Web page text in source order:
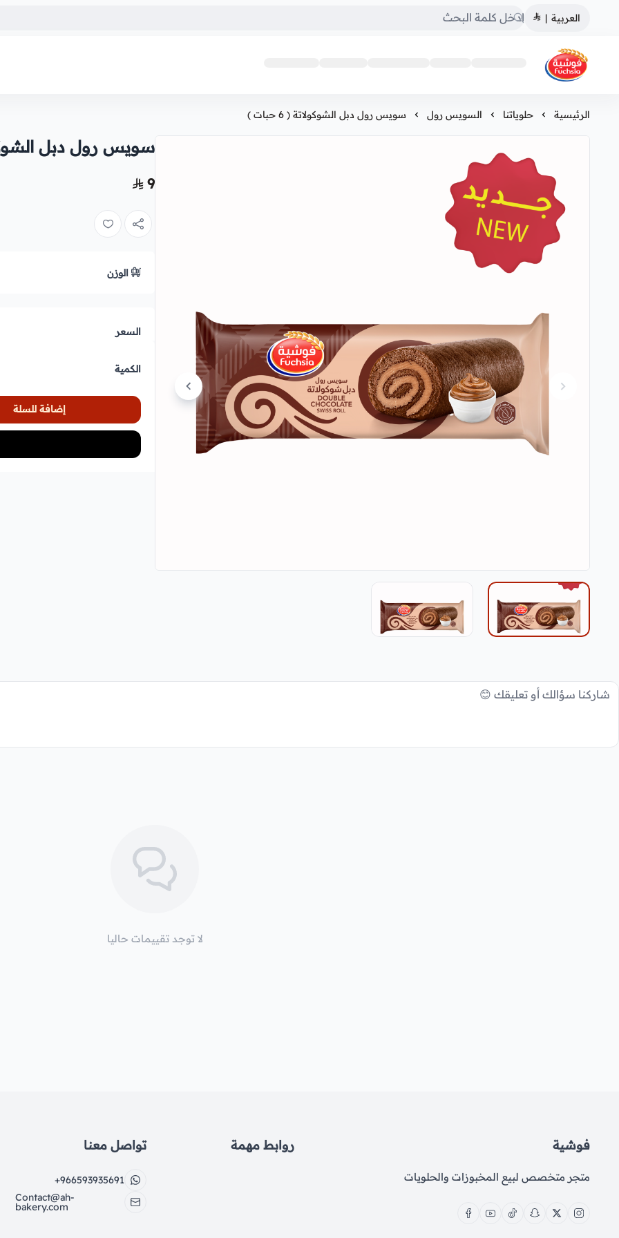
العربية |
فوشية
الرئيسية حلوياتنا السويس رول سويس رول دبل الشوكولاتة ( 6 حبات )
سويس رول دبل
9
الوزن
السعر
الكمية
إضافة للسلة
لا توجد تقييمات حاليا
فوشية
متجر متخصص لبيع المخبوزات والحلويات
روابط مهمة تواصل معنا
+966593935691
Contact@ah-
bakery.com